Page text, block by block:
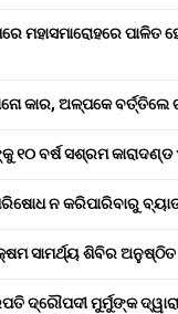
ମହାସମାରୋହରେ ପାଳିତ
କାର, ଅଳ୍ପକେ ବର୍ତ୍ତିଲେ
ବର୍ଷ ସଶ୍ରମ କାରାଦଣ୍ଡ
ନ କରିପାରିବାରୁ
ସାମର୍ଥ୍ୟ ଶିବିର ଅନୁଷ୍ଠିତ
ଦ୍ରୌପଦୀ ମୁର୍ମୁଙ୍କ